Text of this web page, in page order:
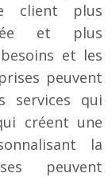
client plus
et plus
et les
peuvent
services qui
créent une
la
peuvent